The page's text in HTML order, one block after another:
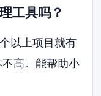
工具吗？
以上项目就有
高。能帮助小